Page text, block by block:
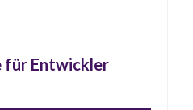
für Entwickler